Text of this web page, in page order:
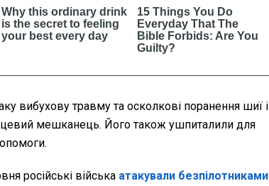
вибухову травму та осколкові поранення шиї і
мешканець. Його також ушпиталили для
російські війська атакували безпілотниками